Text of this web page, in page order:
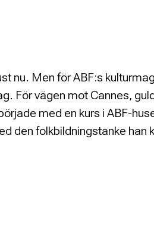
nu. Men för ABF:s
För vägen mot Cannes,
med en kurs i ABF-
den folkbildningstanke han